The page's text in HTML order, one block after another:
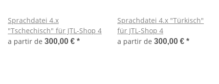
Sprachdatei 4.x
"Tschechisch" für JTL-Shop 4
a partir de 300,00 € *
Sprachdatei 4.x "Türkisch"
für JTL-Shop 4
a partir de 300,00 € *